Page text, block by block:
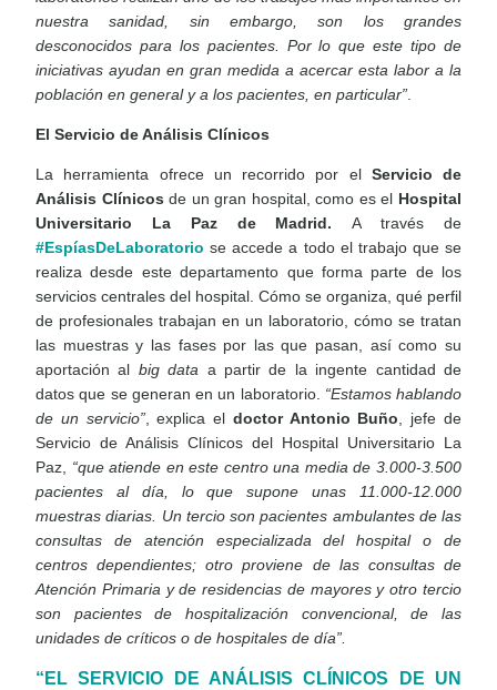
nuestra sanidad, sin embargo, son los grandes
desconocidos para los pacientes. Por lo que este tipo de
iniciativas ayudan en gran medida a acercar esta labor a la
población en general y a los pacientes, en particular”
El Servicio de Análisis Clínicos
La herramienta ofrece un recorrido por el Servicio de
Análisis Clínicos de un gran hospital, como es el Hospital
Universitario La Paz de Madrid.A través de
#EspíasDeLaboratoriose accede a todo el trabajo que se
realiza desde este departamento que forma parte de los
servicios centrales del hospital. Cómo se organiza, qué perfil
de profesionales trabajan en un laboratorio, cómo se tratan
las muestras y las fases por las que pasan, así como su
aportación al big data a partir de la ingente cantidad de
datos que se generan en un laboratorio. “Estamos hablando
de un servicio”, explica el doctor Antonio Buño, jefe de
Servicio de Análisis Clínicos del Hospital Universitario La
Paz, “que atiende en este centro una media de 3.000-3.500
pacientes al día, lo que supone unas 11.000-12.000
muestras diarias. Un tercio son pacientes ambulantes de las
consultas de atención especializada del hospital o de
centros dependientes; otro proviene de las consultas de
Atención Primaria y de residencias de mayores y otro tercio
son pacientes de hospitalización convencional, de las
unidades de críticos o de hospitales de día”.
“EL SERVICIO DE ANÁLISIS CLÍNICOS DE UN